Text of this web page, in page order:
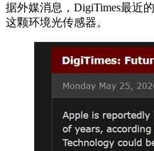
据外媒消息，DigiTimes最近
这颗环境光传感器。